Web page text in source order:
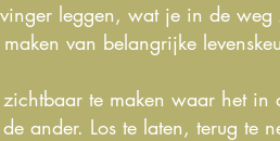
leggen, wat je in de
van belangrijke
te maken waar het
ander. Los te laten, terug te